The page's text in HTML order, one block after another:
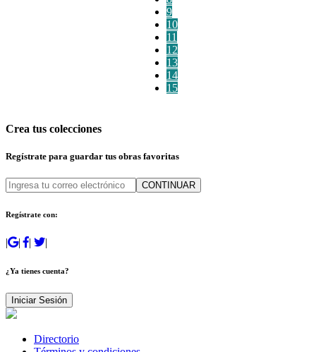
9
10
11
12
13
14
15
Crea tus colecciones
Regístrate para guardar tus obras favoritas
CONTINUAR
Regístrate con:
| | | |
¿Ya tienes cuenta?
Iniciar Sesión
Directorio